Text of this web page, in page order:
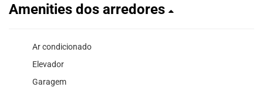
Amenities dos arredores
Ar condicionado
Elevador
Garagem